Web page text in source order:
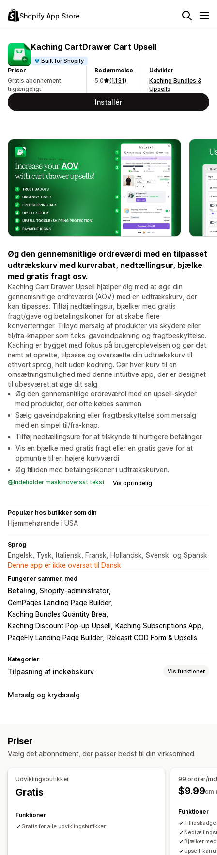
Shopify App Store
Kaching CartDrawer Cart Upsell
Built for Shopify
Priser
Gratis abonnement
tilgængeligt
Bedømmelse
5,0
(1.131)
Udvikler
Kaching Bundles &
Upsells
Installér
Øg den gennemsnitlige ordreværdi med en tilpasset
udtrækskurv med kurvrabat, nedtællingsur, bjælke
med gratis fragt osv.
Kaching Cart Drawer Upsell hjælper dig med at øge din
gennemsnitlige ordreværdi (AOV) med en udtrækskurv, der
kan tilpasses. Tilføj nedtællingsur, bjælker med gratis
fragt/gave og betalingsikoner for at skabe flere
konverteringer. Tilbyd mersalg af produkter via skydere eller
til/fra-knapper som f.eks. gaveindpakning og fragtbeskyttelse.
Kaching er bygget med fokus på brugeroplevelsen og gør det
nemt at oprette, tilpasse og oversætte din udtrækskurv til
ethvert sprog, helt uden kodning. Gør hver kurv til en
omsætningsmulighed med denne intuitive app, der er designet
til ubesværet at øge dit salg.
Øg den gennemsnitlige ordreværdi med en upsell-skyder
med produkter, der ofte købes sammen.
Sælg gaveindpakning eller fragtbeskyttelse som mersalg
med en simpel til/fra-knap.
Tilføj nedtællingsure for at tilskynde til hurtigere betalinger.
Vis en bjælke med gratis fragt eller en gratis gave for at
opmuntre til en højere kurvværdi.
Øg tilliden med betalingsikoner i udtrækskurven.
Indeholder maskinoversat tekst Vis oprindelig
Populær hos butikker som din
Hjemmehørende i USA
Sprog
Engelsk, Tysk, Italiensk, Fransk, Hollandsk, Svensk, og Spansk
Denne app er ikke oversat til Dansk
Fungerer sammen med
Betaling Shopify-administrator
GemPages Landing Page Builder
Kaching Bundles Quantity Brea
Kaching Discount Pop‑up Upsell
Kaching Subscriptions App
PageFly Landing Page Builder
Releasit COD Form & Upsells
Kategorier
Tilpasning af indkøbskurv Vis funktioner
Kurvvisning
Mersalg
Produktanbefalinger
Køb mere, spar mere
Gratis levering
Mersalg og krydssalg
Priser
Vælg det abonnement, der passer bedst til din virksomhed.
Udviklingsbutikker
Gratis
Funktioner
Gratis for alle udviklingsbutikker.
99 ordrer/
$9.99om
Funktioner
Bjælker
Upsell-